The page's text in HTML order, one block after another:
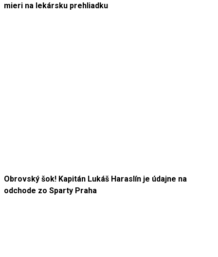
mieri na lekársku prehliadku
Obrovský šok! Kapitán Lukáš Haraslín je údajne na
odchode zo Sparty Praha